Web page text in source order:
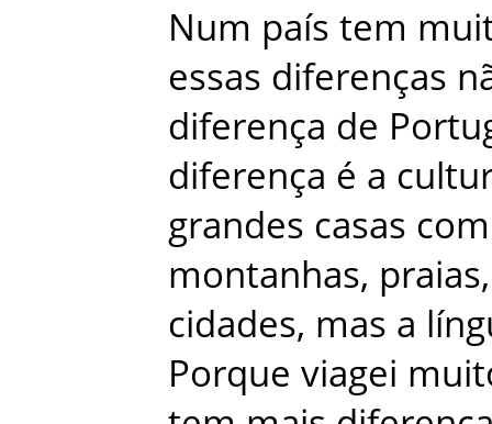
Num país tem
essas diferenças
diferença de
diferença é a
grandes casas com
montanhas, praias,
cidades, mas a
Porque viagei